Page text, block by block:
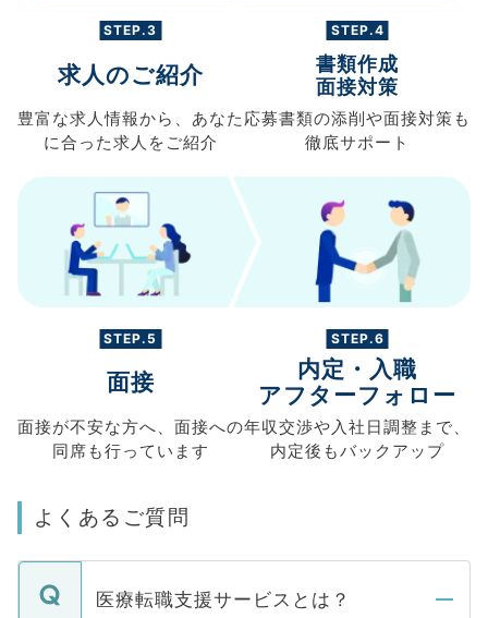
STEP.3
求人のご紹介
豊富な求人情報から、 あなた
に合った求人を ご紹介
STEP.4
書類作成
面接対策
応募書類の添削や面接対策も
徹底サポート
STEP.5
面接
面接が不安な方へ、 面接への
同席も行っています
STEP.6
内定・入職
アフターフォロー
年収交渉や 入社日調整まで、
内定後もバックアップ
よくあるご質問
医療転職支援サービスとは？